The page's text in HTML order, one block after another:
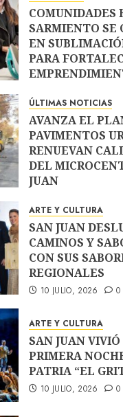
COMUNIDADES
SARMIENTO SE
EN
PARA
ÚLTIMAS NOTICIAS
AVANZA EL
PAVIMENTOS
RENUEVAN
DEL
JUAN
ARTE Y CULTURA
SAN JUAN
CAMINOS Y
CON SUS
REGIONALES
10 JULIO, 2026 0
ARTE Y CULTURA
SAN JUAN
PRIMERA
PATRIA “EL
10 JULIO, 2026 0